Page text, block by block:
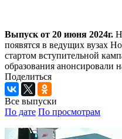
Выпуск от 20 июня 2024г.
появятся в ведущих вузах
стартом вступительной
образования анонсировали
Поделиться
Все выпуски
По дате По просмотрам